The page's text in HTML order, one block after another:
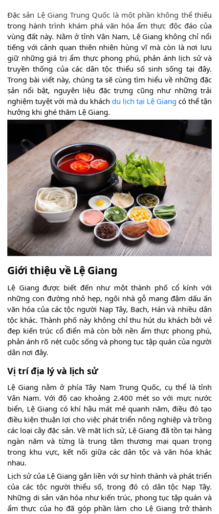
11 Kinh nghiệm khi thưởng thức ẩm thực Lệ Giang
11.1Những điều cần lưu ý
11.2 Cách kết hợp món ăn với đồ uống
12Tại sao đặc sản Lệ Giang thu hút du khách
12.1Sự độc đáo và phong phú của ẩm thực
12.2Ảnh hưởng văn hóa và lịch sử
Đặc sản Lệ Giang Trung Quốc là một phần không thể thiếu
trong hành trình khám phá văn hóa ẩm thực độc đáo của
vùng đất này. Nằm ở tỉnh Vân Nam, Lệ Giang không chỉ nổi
tiếng với cảnh quan thiên nhiên hùng vĩ mà còn là nơi lưu
giữ những giá trị ẩm thực phong phú, phản ánh lịch sử và
truyền thống của các dân tộc thiểu số sinh sống tại đây.
Trong bài viết này, chúng ta sẽ cùng tìm hiểu về những đặc
sản nổi bật, nguyên liệu đặc trưng cũng như những trải
nghiệm tuyệt vời mà du khách du lịch tại Lệ Giang có thể tận
hưởng khi ghé thăm Lệ Giang.
Giới thiệu về Lệ Giang
Lệ Giang được biết đến như một thành phố cổ kính với
những con đường nhỏ hẹp, ngôi nhà gỗ mang đậm dấu ấn
văn hóa của các tộc người Nạp Tây, Bạch, Hán và nhiều dân
tộc khác. Thành phố này không chỉ thu hút du khách bởi vẻ
đẹp kiến trúc cổ điển mà còn bởi nền ẩm thực phong phú,
phản ánh rõ nét cuộc sống và phong tục tập quán của người
dân nơi đây.
Vị trí địa lý và lịch sử
Lệ Giang nằm ở phía Tây Nam Trung Quốc, cụ thể là tỉnh
Vân Nam. Với độ cao khoảng 2.400 mét so với mực nước
biển, Lệ Giang có khí hậu mát mẻ quanh năm, điều đó tạo
điều kiện thuận lợi cho việc phát triển nông nghiệp và trồng
các loại cây đặc sản. Về mặt lịch sử, Lệ Giang đã tồn tại hàng
ngàn năm và từng là trung tâm thương mại quan trọng
trong khu vực, kết nối giữa các dân tộc và văn hóa khác
nhau.
Lịch sử của Lệ Giang gắn liền với sự hình thành và phát triển
của các tộc người thiểu số, trong đó có dân tộc Nạp Tây.
Những di sản văn hóa như kiến trúc, phong tục tập quán và
ẩm thực của họ đã góp phần làm cho Lệ Giang trở thành